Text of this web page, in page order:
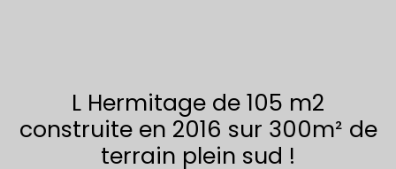
L Hermitage de 105 m2
construite en 2016 sur 300m² de
terrain plein sud !